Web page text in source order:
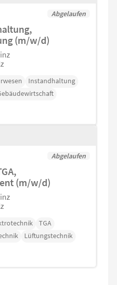
Abgelaufen
(m/w/d)
Instandhaltung
Abgelaufen
(m/w/d)
TGA
Lüftungstechnik